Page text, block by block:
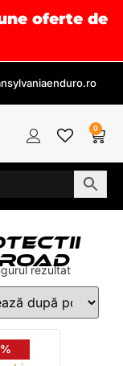
oferte de
0
rezultat